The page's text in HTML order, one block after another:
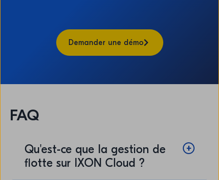
Demander une démo
FAQ
Qu'est-ce que la gestion de
flotte sur IXON Cloud ?